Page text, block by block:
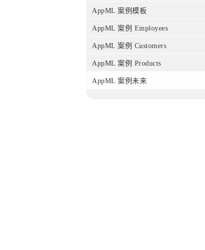
AppML 案例模板
AppML 案例 Employees
AppML 案例 Customers
AppML 案例 Products
AppML 案例未来